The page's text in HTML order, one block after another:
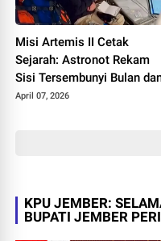
Misi Artemis II Cetak
Sejarah: Astronot Rekam
Sisi Tersembunyi Bulan
Pecahkan Rekor Jarak
April 07, 2026
KPU JEMBER:
BUPATI JEMBER